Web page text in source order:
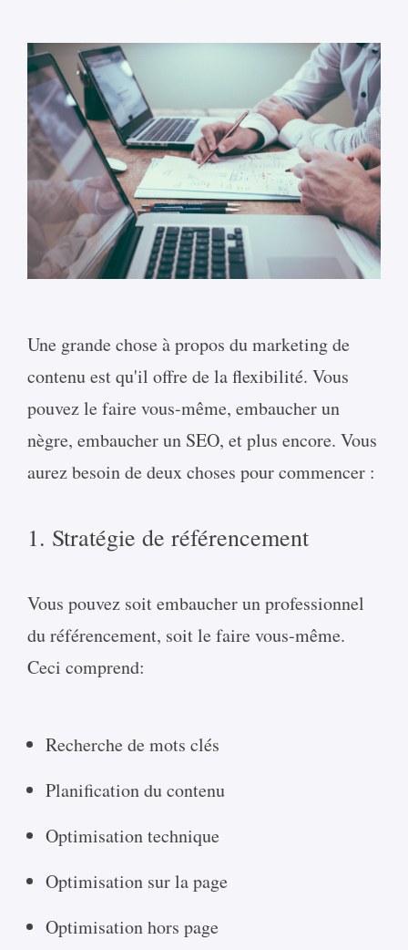
Une grande chose à propos du marketing de
contenu est qu'il offre de la flexibilité. Vous
pouvez le faire vous-même, embaucher un
nègre, embaucher un SEO, et plus encore. Vous
aurez besoin de deux choses pour commencer :
1. Stratégie de référencement
Vous pouvez soit embaucher un professionnel
du référencement, soit le faire vous-même.
Ceci comprend:
Recherche de mots clés
Planification du contenu
Optimisation technique
Optimisation sur la page
Optimisation hors page